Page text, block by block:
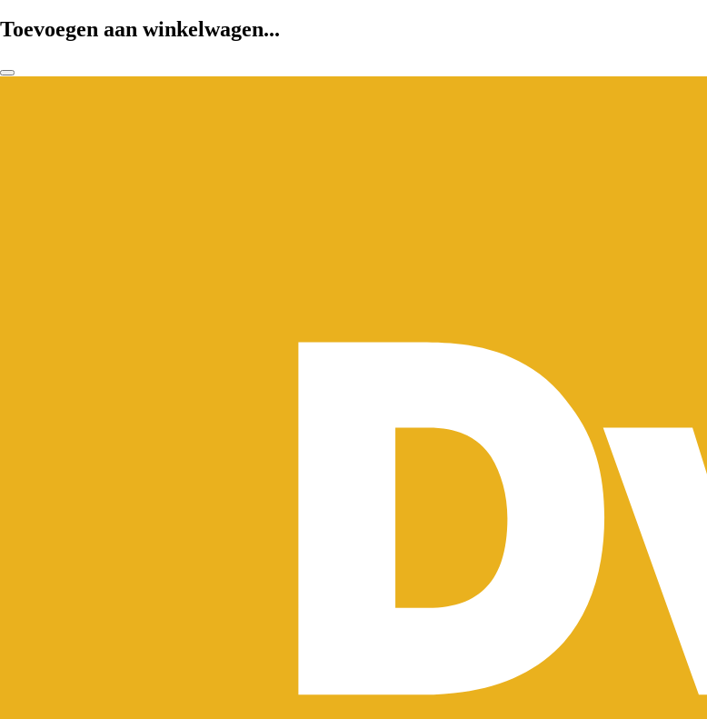
Toevoegen aan winkelwagen...